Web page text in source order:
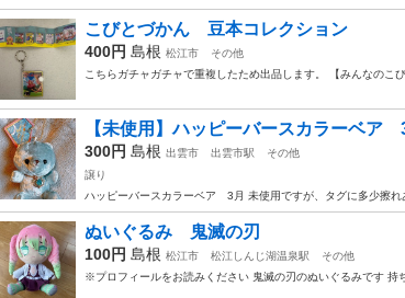
こびとづかん 豆本コレクション
400円 島根 松江市
その他
こちらガチャガチャで重複したため出品します。 【みんなのこ
【未使用】ハッピーバースカラーベア
300円 島根 出雲市 出雲市駅
その他
譲り
ハッピーバースカラーベア 3月 未使用ですが、タグに多少擦れ
ぬいぐるみ 鬼滅の刃
100円 島根 松江市 松江しんじ湖温泉駅
その他
※プロフィールをお読みください 鬼滅の刃のぬいぐるみです 持